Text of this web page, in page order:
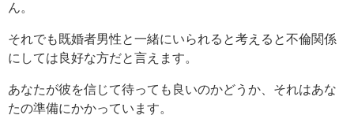
ん。
それでも既婚者男性と一緒にいられると考えると不倫関係
にしては良好な方だと言えます。
あなたが彼を信じて待っても良いのかどうか、それはあな
たの準備にかかっています。